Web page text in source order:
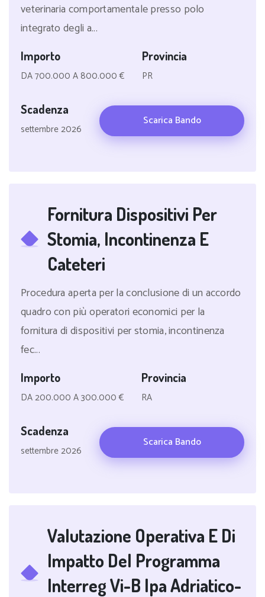
veterinaria comportamentale presso polo
integrato degli a...
Importo
DA 700.000 A 800.000 €
Provincia
PR
Scadenza
settembre 2026
Scarica Bando
Fornitura Dispositivi Per
Stomia, Incontinenza E
Cateteri
Procedura aperta per la conclusione di un accordo
quadro con più operatori economici per la
fornitura di dispositivi per stomia, incontinenza
fec...
Importo
DA 200.000 A 300.000 €
Provincia
RA
Scadenza
settembre 2026
Scarica Bando
Valutazione Operativa E Di
Impatto Del Programma
Interreg Vi-B Ipa Adriatico-